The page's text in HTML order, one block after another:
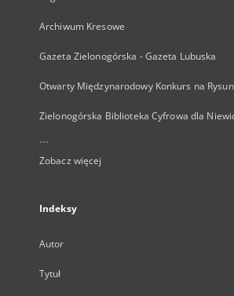
Archiwum Kresowe
Gazeta Zielonogórska - Gazeta Lubuska
Otwarty Międzynarodowy Konkurs na
Zielonogórska Biblioteka Cyfrowa dla
...
Zobacz więcej
Indeksy
Autor
Tytuł